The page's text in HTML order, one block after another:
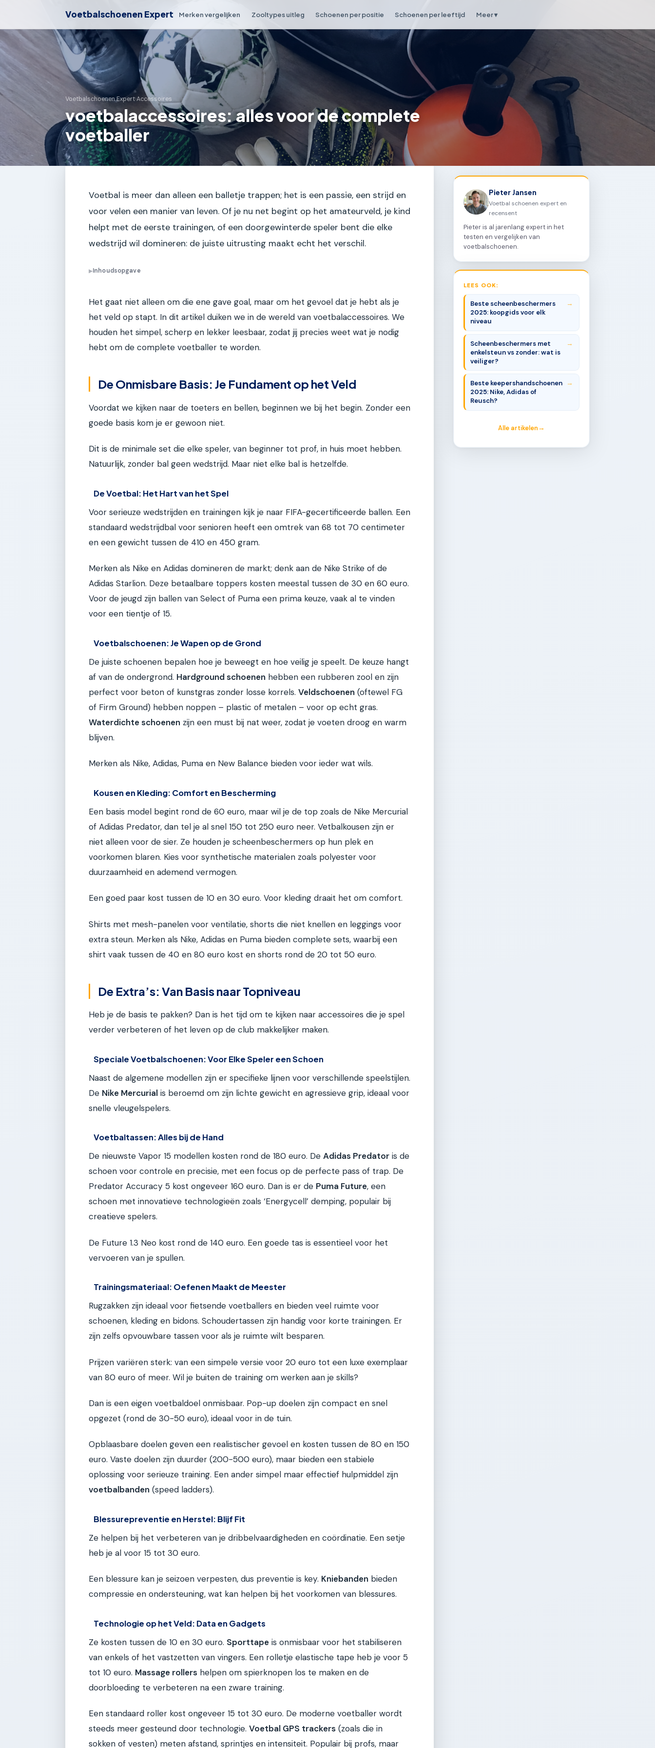
Voetbalschoenen Expert Merken vergelijken Zooltypes uitleg Schoenen per positie Schoenen per leeftijd Meer ▾
Voetbalschoenen Expert›Accessoires
voetbalaccessoires: alles voor de complete
voetballer
Voetbal is meer dan alleen een balletje trappen; het is een passie, een strijd en
voor velen een manier van leven. Of je nu net begint op het amateurveld, je kind
helpt met de eerste trainingen, of een doorgewinterde speler bent die elke
wedstrijd wil domineren: de juiste uitrusting maakt echt het verschil.
▶Inhoudsopgave
Het gaat niet alleen om die ene gave goal, maar om het gevoel dat je hebt als je
het veld op stapt. In dit artikel duiken we in de wereld van voetbalaccessoires. We
houden het simpel, scherp en lekker leesbaar, zodat jij precies weet wat je nodig
hebt om de complete voetballer te worden.
De Onmisbare Basis: Je Fundament op het Veld
Voordat we kijken naar de toeters en bellen, beginnen we bij het begin. Zonder een
goede basis kom je er gewoon niet.
Dit is de minimale set die elke speler, van beginner tot prof, in huis moet hebben.
Natuurlijk, zonder bal geen wedstrijd. Maar niet elke bal is hetzelfde.
De Voetbal: Het Hart van het Spel
Voor serieuze wedstrijden en trainingen kijk je naar FIFA-gecertificeerde ballen. Een
standaard wedstrijdbal voor senioren heeft een omtrek van 68 tot 70 centimeter
en een gewicht tussen de 410 en 450 gram.
Merken als Nike en Adidas domineren de markt; denk aan de Nike Strike of de
Adidas Starlion. Deze betaalbare toppers kosten meestal tussen de 30 en 60 euro.
Voor de jeugd zijn ballen van Select of Puma een prima keuze, vaak al te vinden
voor een tientje of 15.
Voetbalschoenen: Je Wapen op de Grond
De juiste schoenen bepalen hoe je beweegt en hoe veilig je speelt. De keuze hangt
af van de ondergrond. Hardground schoenen hebben een rubberen zool en zijn
perfect voor beton of kunstgras zonder losse korrels. Veldschoenen (oftewel FG
of Firm Ground) hebben noppen – plastic of metalen – voor op echt gras.
Waterdichte schoenen zijn een must bij nat weer, zodat je voeten droog en warm
blijven.
Merken als Nike, Adidas, Puma en New Balance bieden voor ieder wat wils.
Kousen en Kleding: Comfort en Bescherming
Een basis model begint rond de 60 euro, maar wil je de top zoals de Nike Mercurial
of Adidas Predator, dan tel je al snel 150 tot 250 euro neer. Vetbalkousen zijn er
niet alleen voor de sier. Ze houden je scheenbeschermers op hun plek en
voorkomen blaren. Kies voor synthetische materialen zoals polyester voor
duurzaamheid en ademend vermogen.
Een goed paar kost tussen de 10 en 30 euro. Voor kleding draait het om comfort.
Shirts met mesh-panelen voor ventilatie, shorts die niet knellen en leggings voor
extra steun. Merken als Nike, Adidas en Puma bieden complete sets, waarbij een
shirt vaak tussen de 40 en 80 euro kost en shorts rond de 20 tot 50 euro.
De Extra’s: Van Basis naar Topniveau
Heb je de basis te pakken? Dan is het tijd om te kijken naar accessoires die je spel
verder verbeteren of het leven op de club makkelijker maken.
Speciale Voetbalschoenen: Voor Elke Speler een Schoen
Naast de algemene modellen zijn er specifieke lijnen voor verschillende speelstijlen.
De Nike Mercurial is beroemd om zijn lichte gewicht en agressieve grip, ideaal voor
snelle vleugelspelers.
Voetbaltassen: Alles bij de Hand
De nieuwste Vapor 15 modellen kosten rond de 180 euro. De Adidas Predator is de
schoen voor controle en precisie, met een focus op de perfecte pass of trap. De
Predator Accuracy 5 kost ongeveer 160 euro. Dan is er de Puma Future, een
schoen met innovatieve technologieën zoals ‘Energycell’ demping, populair bij
creatieve spelers.
De Future 1.3 Neo kost rond de 140 euro. Een goede tas is essentieel voor het
vervoeren van je spullen.
Trainingsmateriaal: Oefenen Maakt de Meester
Rugzakken zijn ideaal voor fietsende voetballers en bieden veel ruimte voor
schoenen, kleding en bidons. Schoudertassen zijn handig voor korte trainingen. Er
zijn zelfs opvouwbare tassen voor als je ruimte wilt besparen.
Prijzen variëren sterk: van een simpele versie voor 20 euro tot een luxe exemplaar
van 80 euro of meer. Wil je buiten de training om werken aan je skills?
Dan is een eigen voetbaldoel onmisbaar. Pop-up doelen zijn compact en snel
opgezet (rond de 30-50 euro), ideaal voor in de tuin.
Opblaasbare doelen geven een realistischer gevoel en kosten tussen de 80 en 150
euro. Vaste doelen zijn duurder (200-500 euro), maar bieden een stabiele
oplossing voor serieuze training. Een ander simpel maar effectief hulpmiddel zijn
voetbalbanden (speed ladders).
Blessurepreventie en Herstel: Blijf Fit
Ze helpen bij het verbeteren van je dribbelvaardigheden en coördinatie. Een setje
heb je al voor 15 tot 30 euro.
Een blessure kan je seizoen verpesten, dus preventie is key. Kniebanden bieden
compressie en ondersteuning, wat kan helpen bij het voorkomen van blessures.
Technologie op het Veld: Data en Gadgets
Ze kosten tussen de 10 en 30 euro. Sporttape is onmisbaar voor het stabiliseren
van enkels of het vastzetten van vingers. Een rolletje elastische tape heb je voor 5
tot 10 euro. Massage rollers helpen om spierknopen los te maken en de
doorbloeding te verbeteren na een zware training.
Een standaard roller kost ongeveer 15 tot 30 euro. De moderne voetballer wordt
steeds meer gesteund door technologie. Voetbal GPS trackers (zoals die in
sokken of vesten) meten afstand, sprintjes en intensiteit. Populair bij profs, maar
Pieter Jansen
Voetbal schoenen expert en
recensent
Pieter is al jarenlang expert in het
testen en vergelijken van
voetbalschoenen.
LEES OOK:
Beste scheenbeschermers
2025: koopgids voor elk
niveau
Scheenbeschermers met
enkelsteun vs zonder: wat is
veiliger?
Beste keepershandschoenen
2025: Nike, Adidas of
Reusch?
Alle artikelen